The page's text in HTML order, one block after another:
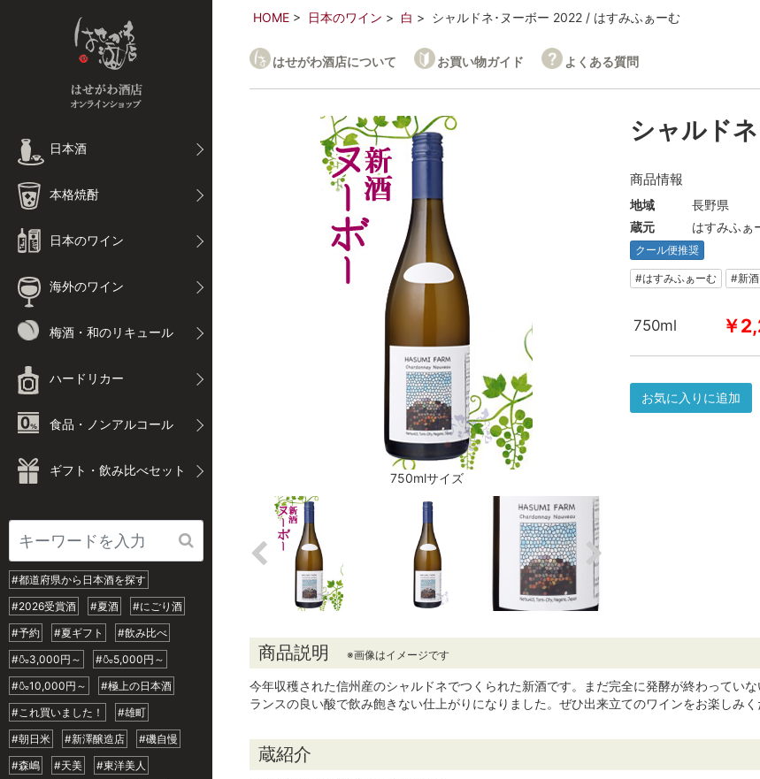
日本酒
本格焼酎
日本のワイン
海外のワイン
梅酒・和のリキュール
ハードリカー
食品・ノンアルコール
ギフト・飲み比べセット
#都道府県から日本酒を探す
#2026受賞酒
#夏酒
#にごり酒
#予約
#夏ギフト
#飲み比べ
#🍶3,000円～
#🍶5,000円～
#🍶10,000円～
#極上の日本酒
#これ買いました！
#雄町
#朝日米
#新澤醸造店
#磯自慢
#森嶋
#天美
#東洋美人
HOME 日本のワイン 白 シャルドネ･ヌーボー 2022 / はすみふぁーむ
はせがわ酒店について お買い物ガイド よくある質問
750mlサイズ
シャルド
商品情報
地域
長野県
蔵元
はすみふぁ
クール便推奨
#はすみふぁーむ #新
750ml ￥
お気に入りに追加
商品説明 ※画像はイメージです
今年収穫された信州産のシャルドネでつくられた新酒です。まだ完全に発酵が終わってい
ランスの良い酸で飲み飽きない仕上がりになりました。ぜひ出来立てのワインをお楽しみく
蔵紹介